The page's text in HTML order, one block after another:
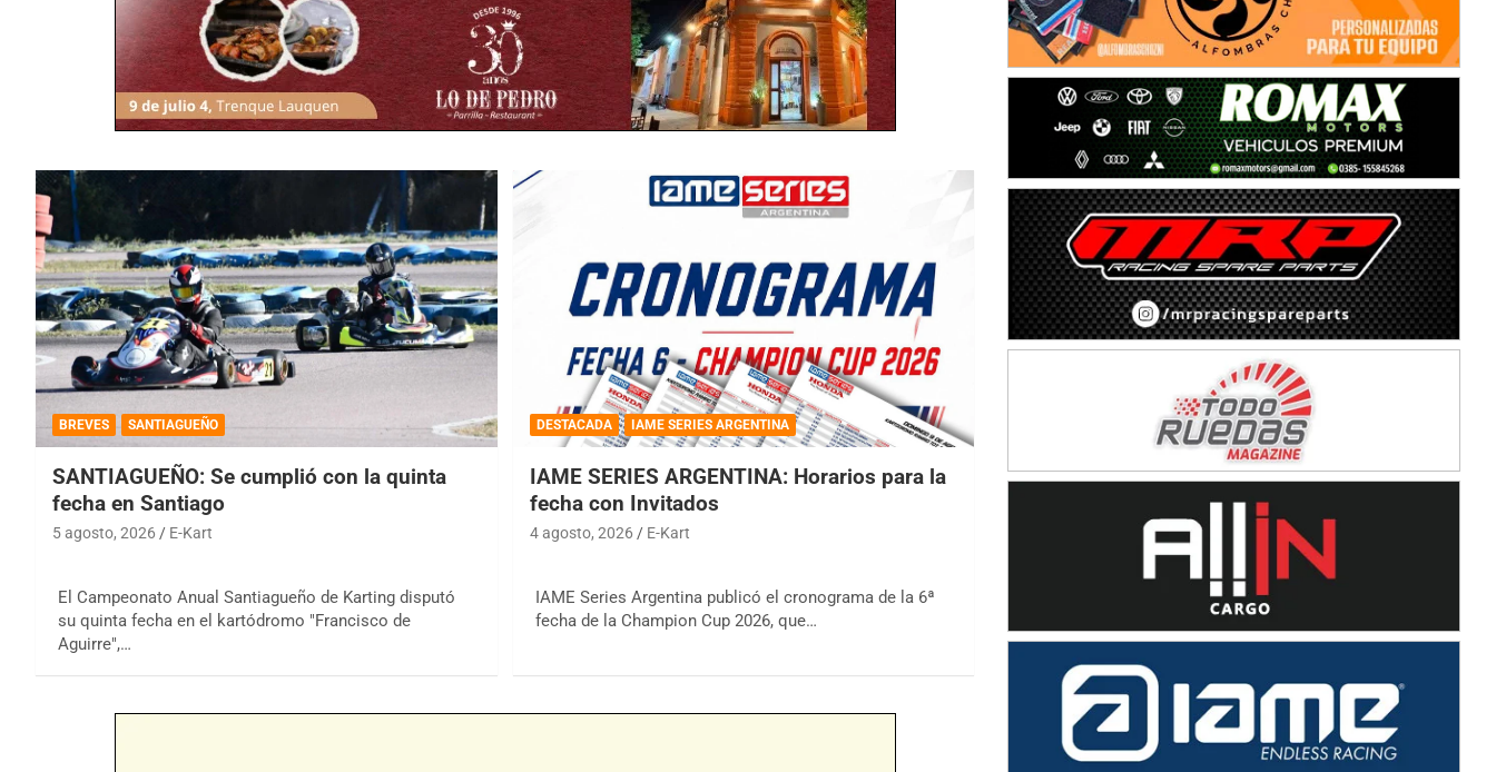
BREVES SANTIAGUEÑO
SANTIAGUEÑO: Se cumplió con la quinta
fecha en Santiago
5 agosto, 2026 E-Kart
El Campeonato Anual Santiagueño de Karting disputó
su quinta fecha en el kartódromo "Francisco de
Aguirre",…
DESTACADA IAME SERIES ARGENTINA
IAME SERIES ARGENTINA: Horarios para la
fecha con Invitados
4 agosto, 2026 E-Kart
IAME Series Argentina publicó el cronograma de la 6ª
fecha de la Champion Cup 2026, que…